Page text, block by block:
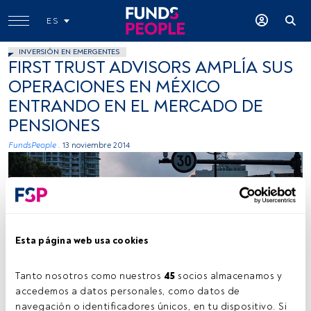
Esta página web usa cookies
Tanto nosotros como nuestros 45 socios almacenamos y
accedemos a datos personales, como datos de
navegación o identificadores únicos, en tu dispositivo. Si
ES
INVERSIÓN EN EMERGENTES
FIRST TRUST ADVISORS AMPLÍA SUS
OPERACIONES EN MÉXICO
ENTRANDO EN EL MERCADO DE
PENSIONES
FundsPeople . 13 noviembre 2014